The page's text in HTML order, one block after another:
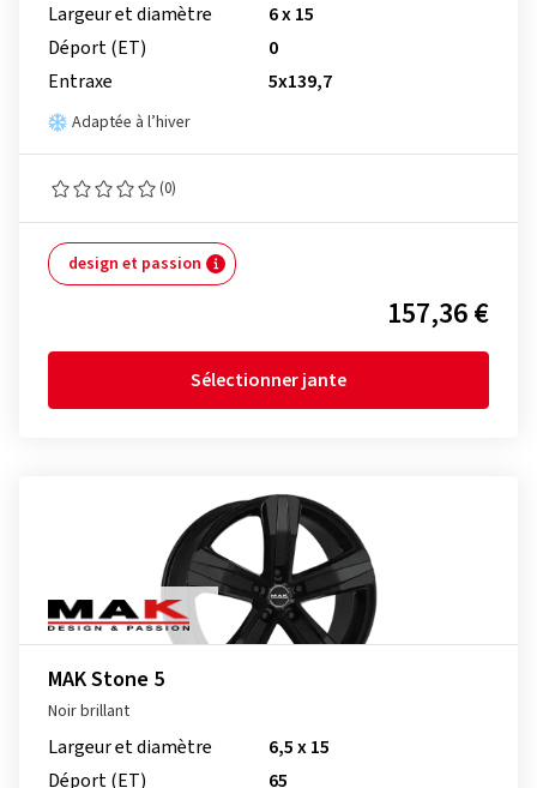
Largeur et diamètre
6 x 15
Déport (ET)
0
Entraxe
5x139,7
Adaptée à l’hiver
(0)
design et passion
157,36 €
Sélectionner jante
MAK Stone 5
Noir brillant
Largeur et diamètre
6,5 x 15
Déport (ET)
65